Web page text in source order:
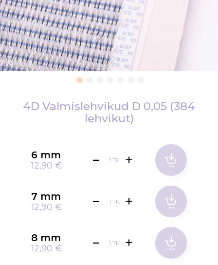
4D Valmislehvikud D 0,05 (384
lehvikut)
6 mm
12,90 €
TK
7 mm
12,90 €
TK
8 mm
12,90 €
TK